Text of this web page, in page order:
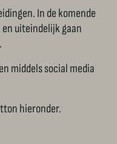
In de komende
uiteindelijk gaan
middels social media
hieronder.